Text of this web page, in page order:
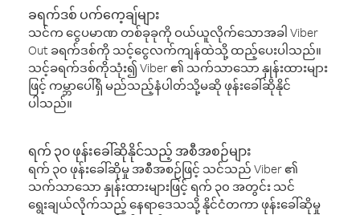
ခရက်ဒစ် ပက်ကေ့ချ်များ
သင်က ငွေပမာဏ တစ်ခုခုကို ဝယ်ယူလိုက်သောအခါ Viber
Out ခရက်ဒစ်ကို သင့်ငွေလက်ကျန်ထဲသို့ ထည့်ပေးပါသည်။
သင့်ခရက်ဒစ်ကိုသုံး၍ Viber ၏ သက်သာသော နှုန်းထားများ
ဖြင့် ကမ္ဘာပေါ်ရှိ မည်သည့်နံပါတ်သို့မဆို ဖုန်းခေါ်ဆိုနိုင်
ပါသည်။
ရက် ၃၀ ဖုန်းခေါ်ဆိုနိုင်သည့် အစီအစဉ်များ
ရက် ၃၀ ဖုန်းခေါ်ဆိုမှု အစီအစဉ်ဖြင့် သင်သည် Viber ၏
သက်သာသော နှုန်းထားများဖြင့် ရက် ၃၀ အတွင်း သင်
ရွေးချယ်လိုက်သည့် နေရာဒေသသို့ နိုင်ငံတကာ ဖုန်းခေါ်ဆိုမှု